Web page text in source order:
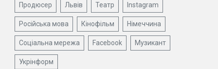
Продюсер Львів Театр Instagram
Російська мова Кінофільм Німеччина
Соціальна мережа Facebook Музикант
Укрінформ